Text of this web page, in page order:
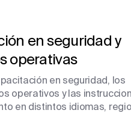
en seguridad y
operativas
en seguridad, los
operativos y las
en distintos idiomas,